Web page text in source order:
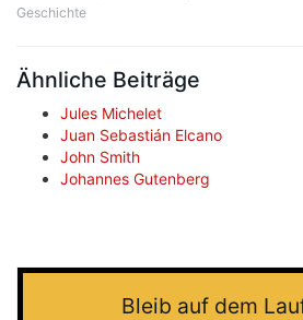
Geschichte
Ähnliche Beiträge
Jules Michelet
Juan Sebastián Elcano
John Smith
Johannes Gutenberg
Bleib auf dem